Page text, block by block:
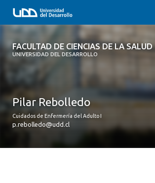
FACULTAD DE CIENCIAS DE LA SALUD
UNIVERSIDAD DEL DESARROLLO
FACULTAD DE CIENCIAS DE LA SALUD
POSTGRADOS Y EDUCACIÓN CONTINUA
Pilar Rebolledo
Cuidados de Enfermería del Adulto I
p.rebolledo@udd.cl